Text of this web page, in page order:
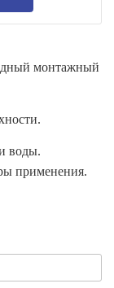
монтажный
воды.
применения.